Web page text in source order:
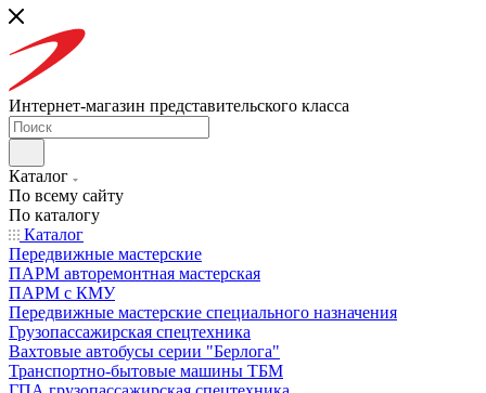
Интернет-магазин представительского класса
Каталог
По всему сайту
По каталогу
Каталог
Передвижные мастерские
ПАРМ авторемонтная мастерская
ПАРМ с КМУ
Передвижные мастерские специального назначения
Грузопассажирская спецтехника
Вахтовые автобусы серии "Берлога"
Транспортно-бытовые машины ТБМ